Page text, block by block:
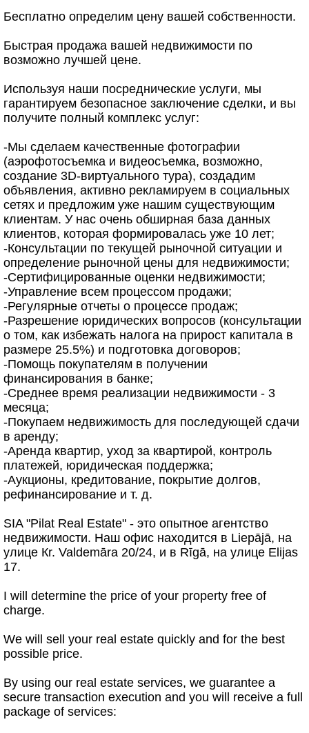
Бесплатно определим цену вашей собственности.
Быстрая продажа вашей недвижимости по
возможно лучшей цене.
Используя наши посреднические услуги, мы
гарантируем безопасное заключение сделки, и вы
получите полный комплекс услуг:
-Мы сделаем качественные фотографии
(аэрофотосъемка и видеосъемка, возможно,
создание 3D-виртуального тура), создадим
объявления, активно рекламируем в социальных
сетях и предложим уже нашим существующим
клиентам. У нас очень обширная база данных
клиентов, которая формировалась уже 10 лет;
-Консультации по текущей рыночной ситуации и
определение рыночной цены для недвижимости;
-Сертифицированные оценки недвижимости;
-Управление всем процессом продажи;
-Регулярные отчеты о процессе продаж;
-Разрешение юридических вопросов (консультации
о том, как избежать налога на прирост капитала в
размере 25.5%) и подготовка договоров;
-Помощь покупателям в получении
финансирования в банке;
-Среднее время реализации недвижимости - 3
месяца;
-Покупаем недвижимость для последующей сдачи
в аренду;
-Аренда квартир, уход за квартирой, контроль
платежей, юридическая поддержка;
-Аукционы, кредитование, покрытие долгов,
рефинансирование и т. д.
SIA "Pilat Real Estate" - это опытное агентство
недвижимости. Наш офис находится в Liepājā, на
улице Кr. Valdemāra 20/24, и в Rīgā, на улице Elijas
17.
I will determine the price of your property free of
charge.
We will sell your real estate quickly and for the best
possible price.
By using our real estate services, we guarantee a
secure transaction execution and you will receive a full
package of services: